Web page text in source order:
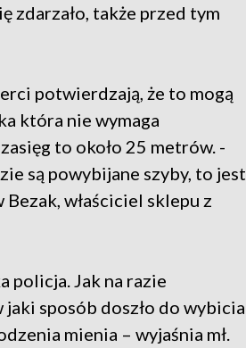
zdarzało, także przed tym
potwierdzają, że to mogą
która nie wymaga
to około 25 metrów. -
są powybijane szyby, to jest
właściciel sklepu z
policja. Jak na razie
sposób doszło do wybicia
mienia – wyjaśnia mł.